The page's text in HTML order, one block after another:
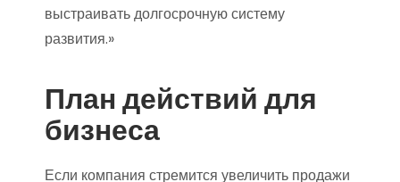
выстраивать долгосрочную систему
развития.»
План действий для
бизнеса
Если компания стремится увеличить продажи